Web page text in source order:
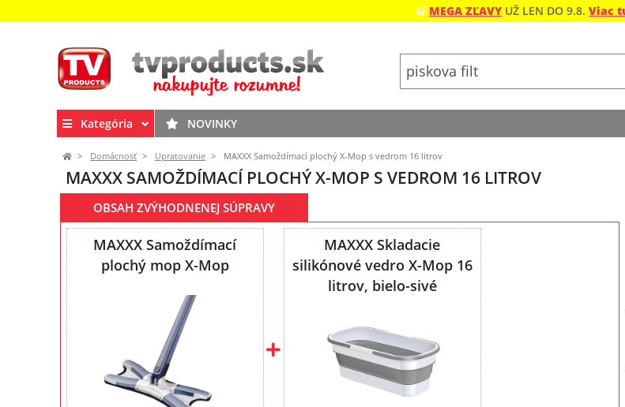
🛒 MEGA ZĽAVY UŽ LEN DO 9.8. Viac
Kategória NOVINKY
Domácnosť Upratovanie MAXXX Samoždímací plochý X-Mop s vedrom 16 litrov
MAXXX SAMOŽDÍMACÍ PLOCHÝ X-MOP S VEDROM 16 LITROV
OBSAH ZVÝHODNENEJ SÚPRAVY
MAXXX Samoždímací
plochý mop X-Mop
MAXXX Skladacie
silikónové vedro X-Mop 16
litrov, bielo-sivé